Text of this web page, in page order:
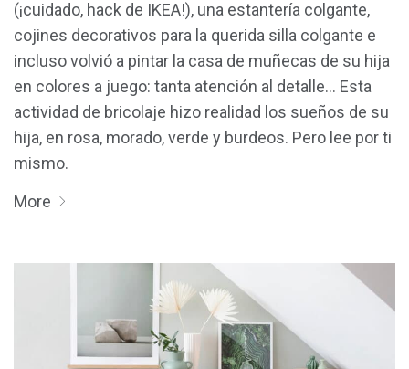
(¡cuidado, hack de IKEA!), una estantería colgante,
cojines decorativos para la querida silla colgante e
incluso volvió a pintar la casa de muñecas de su hija
en colores a juego: tanta atención al detalle… Esta
actividad de bricolaje hizo realidad los sueños de su
hija, en rosa, morado, verde y burdeos. Pero lee por ti
mismo.
More